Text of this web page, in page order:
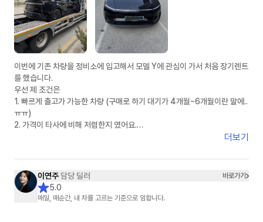
이번에 기존 차량을 정비소에 입고해서 모델 Y에 관심이 가서 처음 장기렌트
를 했습니다.
우선 제 조건은
1. 빠르게 출고가 가능한 차량 (구매로 하기 대기가 4개월~6개월이란 말에..
ㅠㅠ)
2. 가격이 타사에 비해 저렴한지 였어요.
정말 운 좋게 차살때에 이연주 매니저님과 연결 되었고, 타사는 봇(bot) 계
정으로 응대 하는거 같았습니다.
1. 상품에 대한 설명: ★★★★★
더보기
이연주 담당 딜러 바로가기
5.0
매일, 매순간, 내 차를 고르는 기준으로 임합니다.